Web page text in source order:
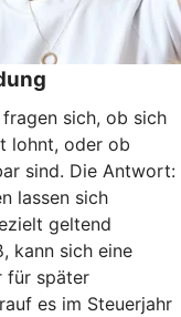
sich, ob sich
lohnt, oder ob
sind. Die Antwort:
lassen sich
geltend
kann sich eine
für später
es im Steuerjahr